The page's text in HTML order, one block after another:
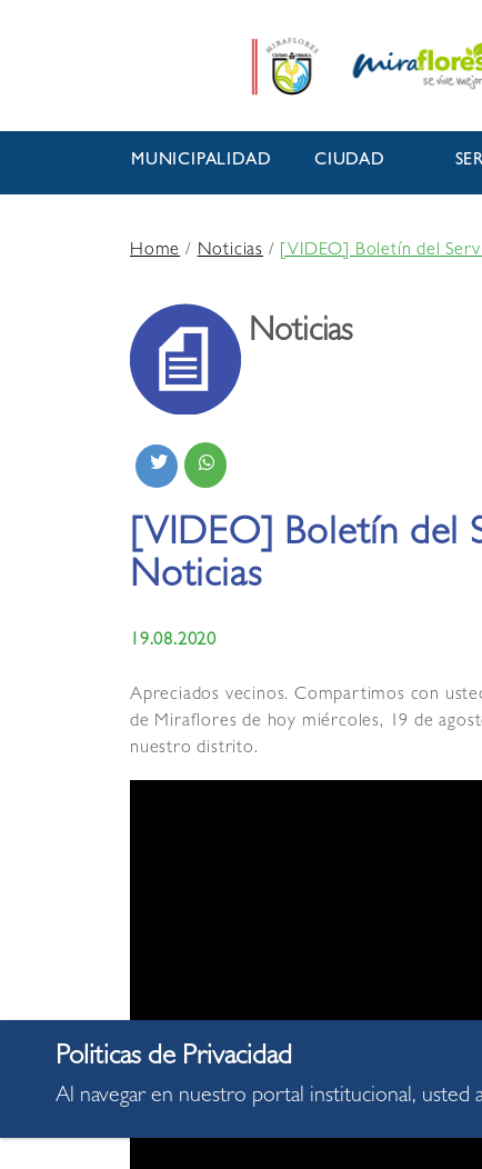
MUNICIPALIDAD CIUDAD
Home/Noticias / [VIDEO] Boletín del
Noticias
[VIDEO] Boletín del
Noticias
19.08.2020
Apreciados vecinos. Compartimos con
de Miraflores de hoy miércoles, 19 de
nuestro distrito.
Al navegar en nuestro portal institucional, usted